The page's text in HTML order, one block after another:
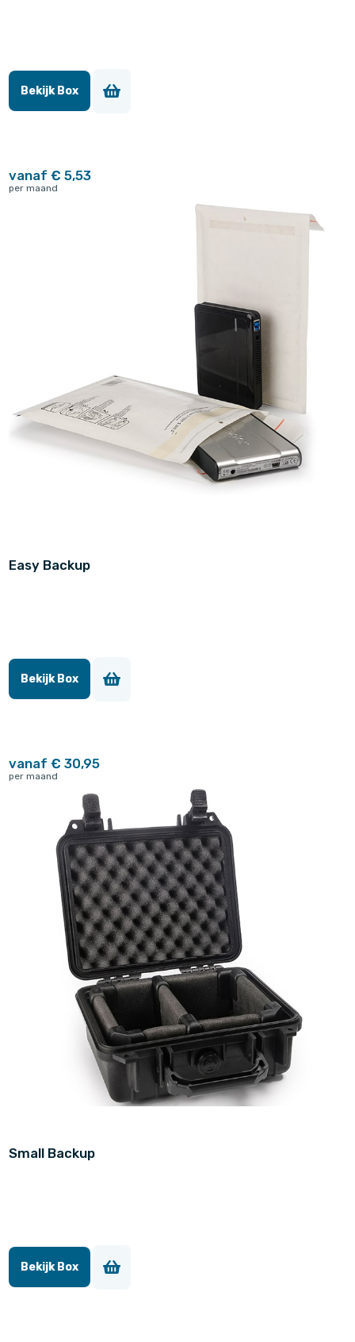
Bekijk Box
vanaf € 5,53
per maand
Easy Backup
Bekijk Box
vanaf € 30,95
per maand
Small Backup
Bekijk Box